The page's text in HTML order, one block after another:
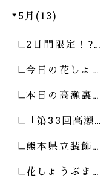
5月(13)
2日間限定！?…
今日の花しょ…
本日の高瀬裏…
「第33回高瀬…
熊本県立装飾…
花しょうぶま…